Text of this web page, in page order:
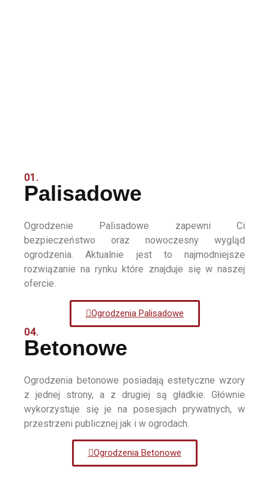
01.
Palisadowe
Ogrodzenie Palisadowe zapewni Ci
bezpieczeństwo oraz nowoczesny wygląd
ogrodzenia. Aktualnie jest to najmodniejsze
rozwiązanie na rynku które znajduje się w naszej
ofercie.
Ogrodzenia Palisadowe
04.
Betonowe
Ogrodzenia betonowe posiadają estetyczne wzory
z jednej strony, a z drugiej są gładkie. Głównie
wykorzystuje się je na posesjach prywatnych, w
przestrzeni publicznej jak i w ogrodach.
Ogrodzenia Betonowe